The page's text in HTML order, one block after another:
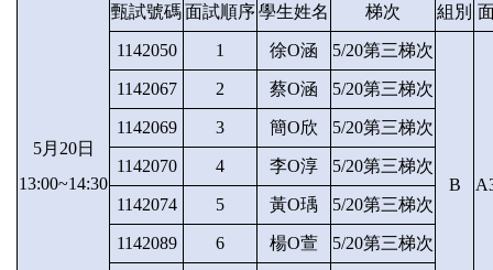
5月20日
13:00~14:30
甄試號碼面試順序學生姓名 梯次 組別
1142050 1 徐O涵 5/20第三梯次
B
1142067 2 蔡O涵 5/20第三梯次
1142069 3 簡O欣 5/20第三梯次
1142070 4 李O淳 5/20第三梯次
1142074 5 黃O瑀 5/20第三梯次
1142089 6 楊O萱 5/20第三梯次